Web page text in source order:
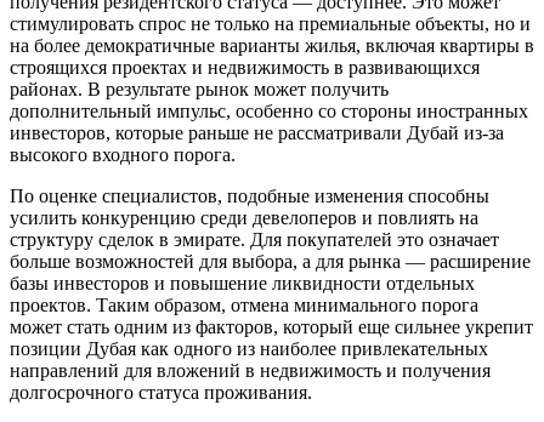
стимулировать спрос не только на премиальные объекты, но и
на более демократичные варианты жилья, включая квартиры в
строящихся проектах и недвижимость в развивающихся
районах. В результате рынок может получить
дополнительный импульс, особенно со стороны иностранных
инвесторов, которые раньше не рассматривали Дубай из-за
высокого входного порога.
По оценке специалистов, подобные изменения способны
усилить конкуренцию среди девелоперов и повлиять на
структуру сделок в эмирате. Для покупателей это означает
больше возможностей для выбора, а для рынка — расширение
базы инвесторов и повышение ликвидности отдельных
проектов. Таким образом, отмена минимального порога
может стать одним из факторов, который еще сильнее укрепит
позиции Дубая как одного из наиболее привлекательных
направлений для вложений в недвижимость и получения
долгосрочного статуса проживания.